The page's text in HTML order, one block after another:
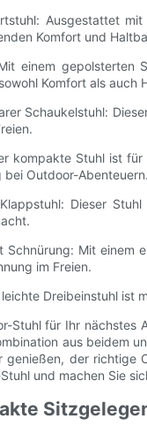
Ausgestattet
Komfort und
einem
Komfort als auch
Schaukelstuhl:
kompakte Stuhl ist
Outdoor-Abenteuern.
Dieser
Mit
im Freien.
Dreibeinstuhl
Stuhl für Ihr
aus beidem
der richtige
und machen Sie